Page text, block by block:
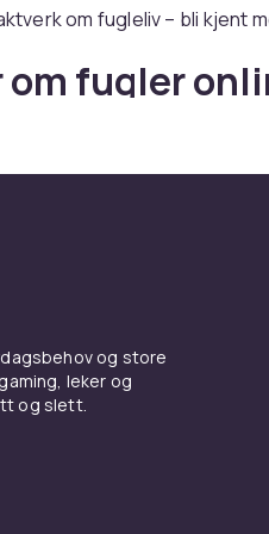
om fugleliv – bli kjent
om fugler
og store
leker og
og slett.